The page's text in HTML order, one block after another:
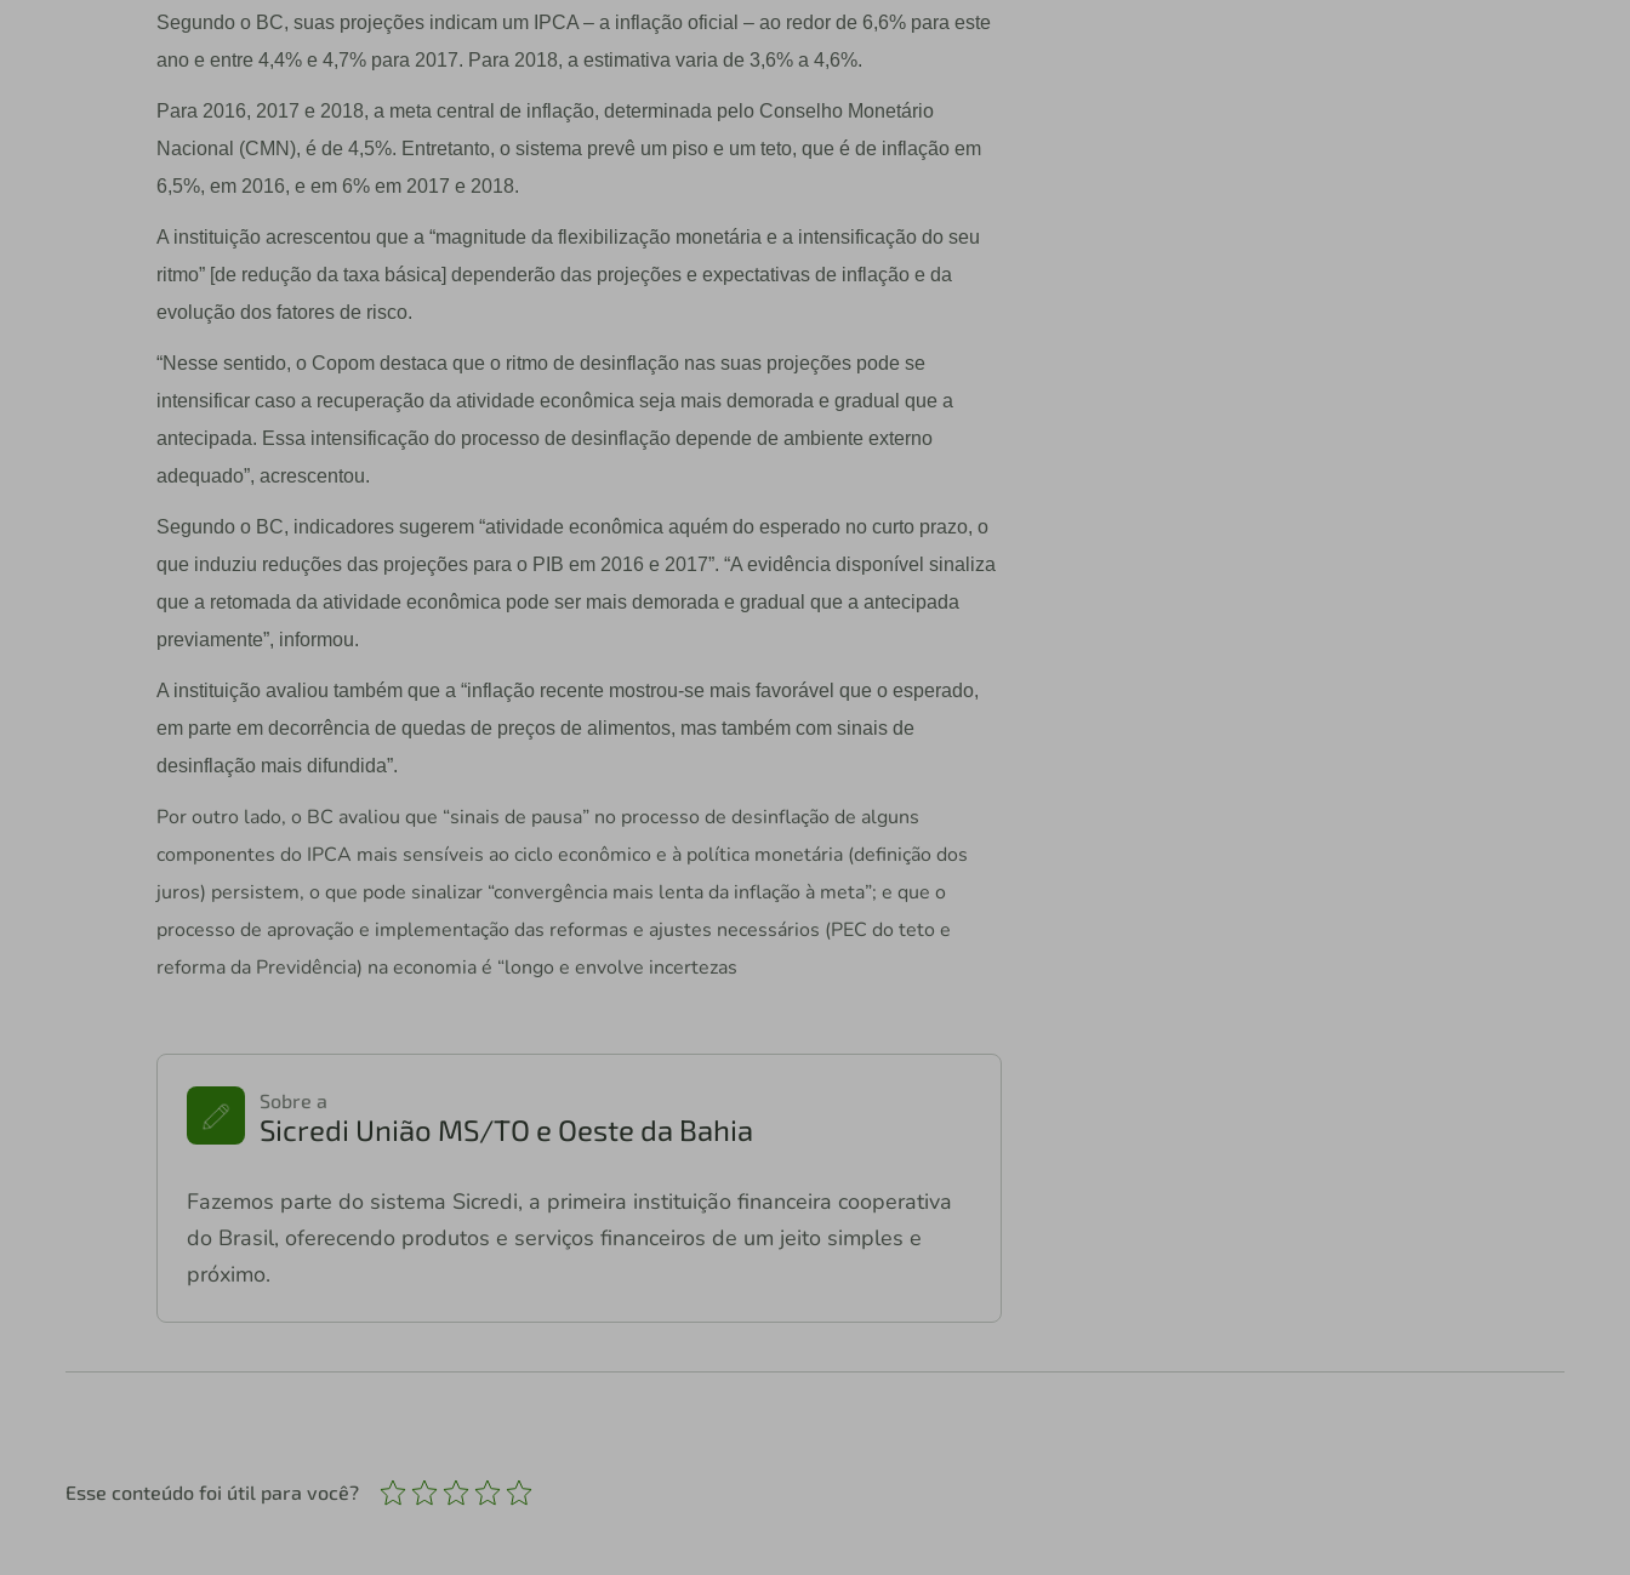
Segundo o BC, suas projeções indicam um IPCA – a inflação oficial – ao redor de 6,6% para este
ano e entre 4,4% e 4,7% para 2017. Para 2018, a estimativa varia de 3,6% a 4,6%.
Para 2016, 2017 e 2018, a meta central de inflação, determinada pelo Conselho Monetário
Nacional (CMN), é de 4,5%. Entretanto, o sistema prevê um piso e um teto, que é de inflação em
6,5%, em 2016, e em 6% em 2017 e 2018.
A instituição acrescentou que a “magnitude da flexibilização monetária e a intensificação do seu
ritmo” [de redução da taxa básica] dependerão das projeções e expectativas de inflação e da
evolução dos fatores de risco.
“Nesse sentido, o Copom destaca que o ritmo de desinflação nas suas projeções pode se
intensificar caso a recuperação da atividade econômica seja mais demorada e gradual que a
antecipada. Essa intensificação do processo de desinflação depende de ambiente externo
adequado”, acrescentou.
Segundo o BC, indicadores sugerem “atividade econômica aquém do esperado no curto prazo, o
que induziu reduções das projeções para o PIB em 2016 e 2017”. “A evidência disponível sinaliza
que a retomada da atividade econômica pode ser mais demorada e gradual que a antecipada
previamente”, informou.
A instituição avaliou também que a “inflação recente mostrou-se mais favorável que o esperado,
em parte em decorrência de quedas de preços de alimentos, mas também com sinais de
desinflação mais difundida”.
Por outro lado, o BC avaliou que “sinais de pausa” no processo de desinflação de alguns
componentes do IPCA mais sensíveis ao ciclo econômico e à política monetária (definição dos
juros) persistem, o que pode sinalizar “convergência mais lenta da inflação à meta”; e que o
processo de aprovação e implementação das reformas e ajustes necessários (PEC do teto e
reforma da Previdência) na economia é “longo e envolve incertezas
Sobre a
Sicredi União MS/TO e Oeste da Bahia
Fazemos parte do sistema Sicredi, a primeira instituição financeira cooperativa
do Brasil, oferecendo produtos e serviços financeiros de um jeito simples e
próximo.
Esse conteúdo foi útil para você?